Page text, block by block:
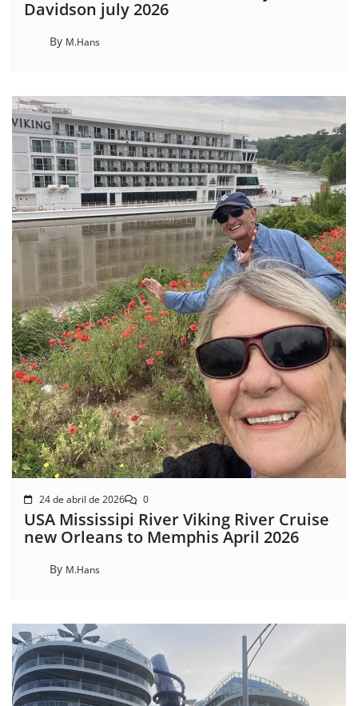
Davidson july 2026
By M.Hans
24 de abril de 2026 0
USA Mississipi River Viking River Cruise
new Orleans to Memphis April 2026
By M.Hans